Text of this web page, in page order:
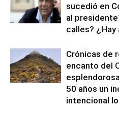
sucedió en
al
calles? ¿Hay
Crónicas de
encanto del
50 años un
intencional